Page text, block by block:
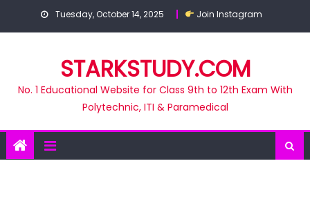
Tuesday, October 14, 2025 Join Instagram
STARKSTUDY.COM
No. 1 Educational Website for Class 9th to 12th Exam With
Polytechnic, ITI & Paramedical